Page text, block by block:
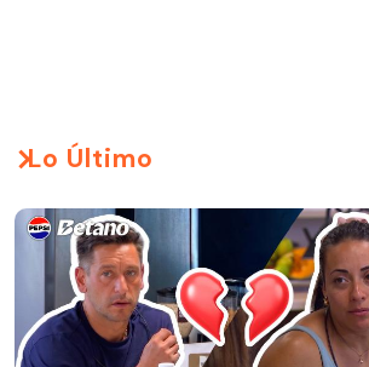
Lo Último